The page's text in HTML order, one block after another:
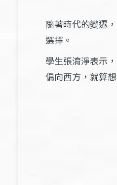
隨著時代的變遷
選擇。
學生張淯淨表示
偏向西方，就算